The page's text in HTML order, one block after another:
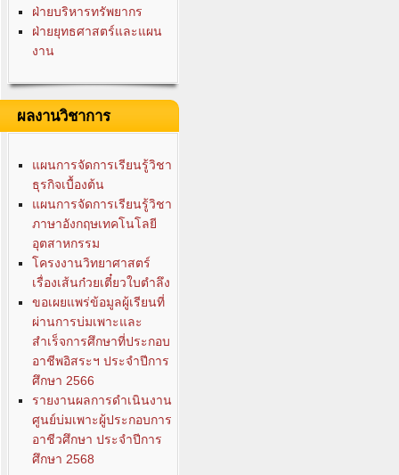
ฝ่ายบริหารทรัพยากร
ฝ่ายยุทธศาสตร์และแผน
งาน
ผลงานวิชาการ
แผนการจัดการเรียนรู้วิชา
ธุรกิจเบื้องต้น
แผนการจัดการเรียนรู้วิชา
ภาษาอังกฤษเทคโนโลยี
อุตสาหกรรม
โครงงานวิทยาศาสตร์
เรื่องเส้นก๋วยเตี๋ยวใบตำลึง
ขอเผยแพร่ข้อมูลผู้เรียนที่
ผ่านการบ่มเพาะและ
สำเร็จการศึกษาที่ประกอบ
อาชีพอิสระฯ ประจำปีการ
ศึกษา 2566
รายงานผลการดำเนินงาน
ศูนย์บ่มเพาะผู้ประกอบการ
อาชีวศึกษา ประจำปีการ
ศึกษา 2568